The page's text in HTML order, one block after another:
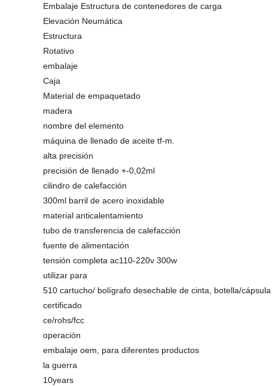
Embalaje Estructura de contenedores de carga
Elevación Neumática
Estructura
Rotativo
embalaje
Caja
Material de empaquetado
madera
nombre del elemento
máquina de llenado de aceite tf-m.
alta precisión
precisión de llenado +-0,02ml
cilindro de calefacción
300ml barril de acero inoxidable
material anticalentamiento
tubo de transferencia de calefacción
fuente de alimentación
tensión completa ac110-220v 300w
utilizar para
510 cartucho/ bolígrafo desechable de cinta, botella/cápsula
certificado
ce/rohs/fcc
operación
embalaje oem, para diferentes productos
la guerra
10years